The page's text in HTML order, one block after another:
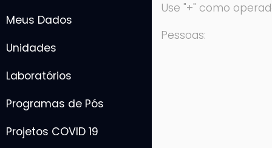
Meus Dados
Unidades
Laboratórios
Programas de Pós
Projetos COVID 19
Use "+" como
Pessoas: